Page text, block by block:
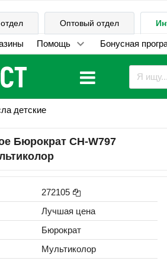
Оптовый отдел
Помощь Бонусная
детские
Бюрократ CH-W797
272105
Лучшая цена
Бюрократ
Мультиколор